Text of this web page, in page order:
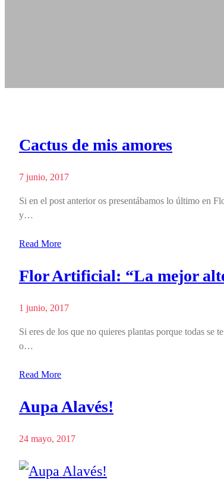
Cactus de mis amores
7 junio, 2017
Si en el post anterior os presentábamos lo último en
y…
Read More
Flor Artificial: “La mejor
1 junio, 2017
Si eres de los que no quieres plantas porque todas se
o…
Read More
Aupa Alavés!
24 mayo, 2017